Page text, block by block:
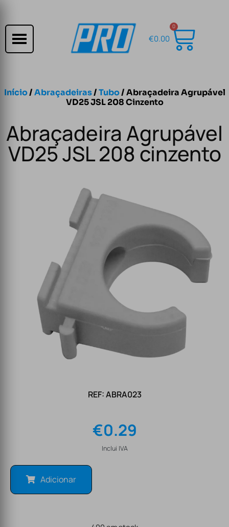
€0.00
0
Início/Abraçadeiras/Tubo/ Abraçadeira Agrupável
VD25 JSL 208 Cinzento
Abraçadeira Agrupável
VD25 JSL 208 cinzento
REF: ABRA023
€0.29
Inclui IVA
Adicionar